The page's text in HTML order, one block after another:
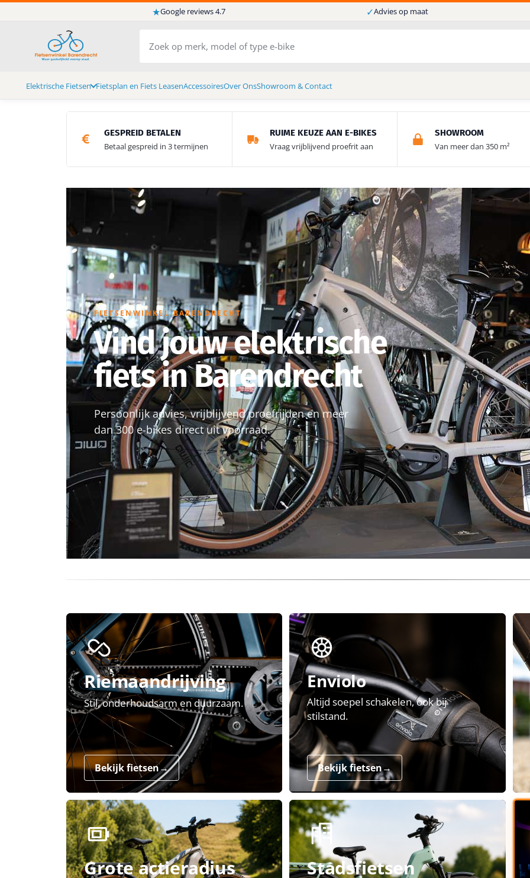
★Google reviews 4.7 ✓Advies op maat
Elektrische Fietsen Fietsplan en Fiets LeasenAccessoiresOver OnsShowroom & Contact
GESPREID BETALEN
Betaal gespreid in 3 termijnen
RUIME KEUZE AAN E-BIKES
Vraag vrijblijvend proefrit aan
SHOWROOM
Van meer dan 350 m²
FIETSENWINKEL BARENDRECHT
Vind jouw elektrische
fiets in Barendrecht
Persoonlijk advies, vrijblijvend proefrijden en meer
dan 300 e-bikes direct uit voorraad.
Riemaandrijving
Stil, onderhoudsarm en duurzaam.
Bekijk fietsen→
Enviolo
Altijd soepel schakelen, ook bij
stilstand.
Bekijk fietsen→
Grote actieradius Stadsfietsen